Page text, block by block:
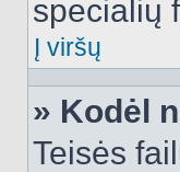
specialių
Į viršų
» Kodėl
Teisės